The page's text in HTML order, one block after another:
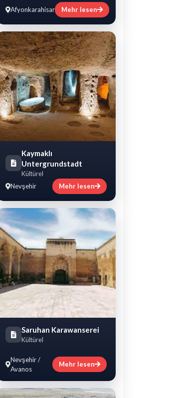
Afyonkarahisar
Mehr lesen
Kaymaklı
Untergrundstadt
Kültürel
Nevşehir
Mehr lesen
Saruhan Karawanserei
Kültürel
Nevşehir /
Avanos
Mehr lesen